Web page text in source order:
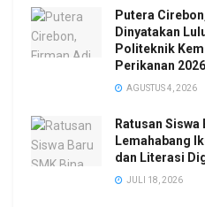
Putera
Dinyatakan
Politeknik
Perikanan
AGUSTUS 4, 2026
Ratusan Siswa
Lemahabang
dan Literasi
JULI 18, 2026